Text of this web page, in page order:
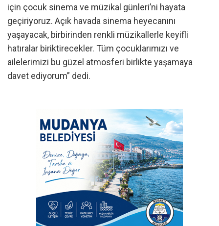
için çocuk sinema ve müzikal günleri’ni hayata
geçiriyoruz. Açık havada sinema heyecanını
yaşayacak, birbirinden renkli müzikallerle keyifli
hatıralar biriktirecekler. Tüm çocuklarımızı ve
ailelerimizi bu güzel atmosferi birlikte yaşamaya
davet ediyorum” dedi.